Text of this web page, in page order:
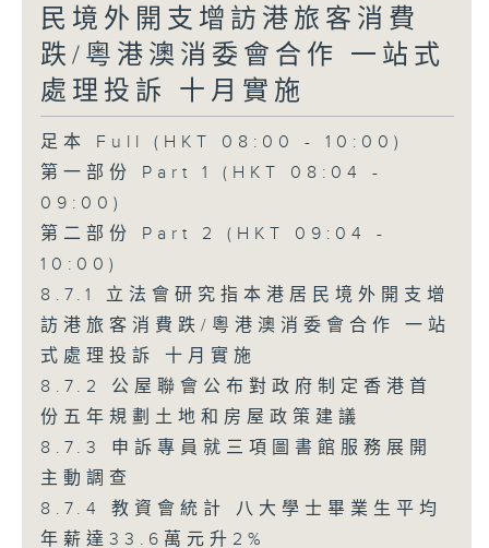
民境外開支增訪港旅客消費
跌/粵港澳消委會合作 一站式
處理投訴 十月實施
足本 Full (HKT 08:00 - 10:00)
第一部份 Part 1 (HKT 08:04 -
09:00)
第二部份 Part 2 (HKT 09:04 -
10:00)
8.7.1 立法會研究指本港居民境外開支增
訪港旅客消費跌/粵港澳消委會合作 一站
式處理投訴 十月實施
8.7.2 公屋聯會公布對政府制定香港首
份五年規劃土地和房屋政策建議
8.7.3 申訴專員就三項圖書館服務展開
主動調查
8.7.4 教資會統計 八大學士畢業生平均
年薪達33.6萬元升2%